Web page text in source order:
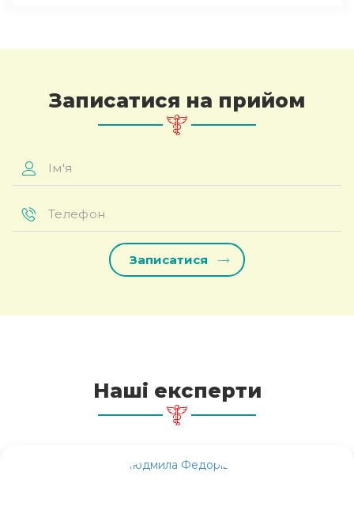
Записатися на прийом
Ім'я
Телефон
Наші експерти